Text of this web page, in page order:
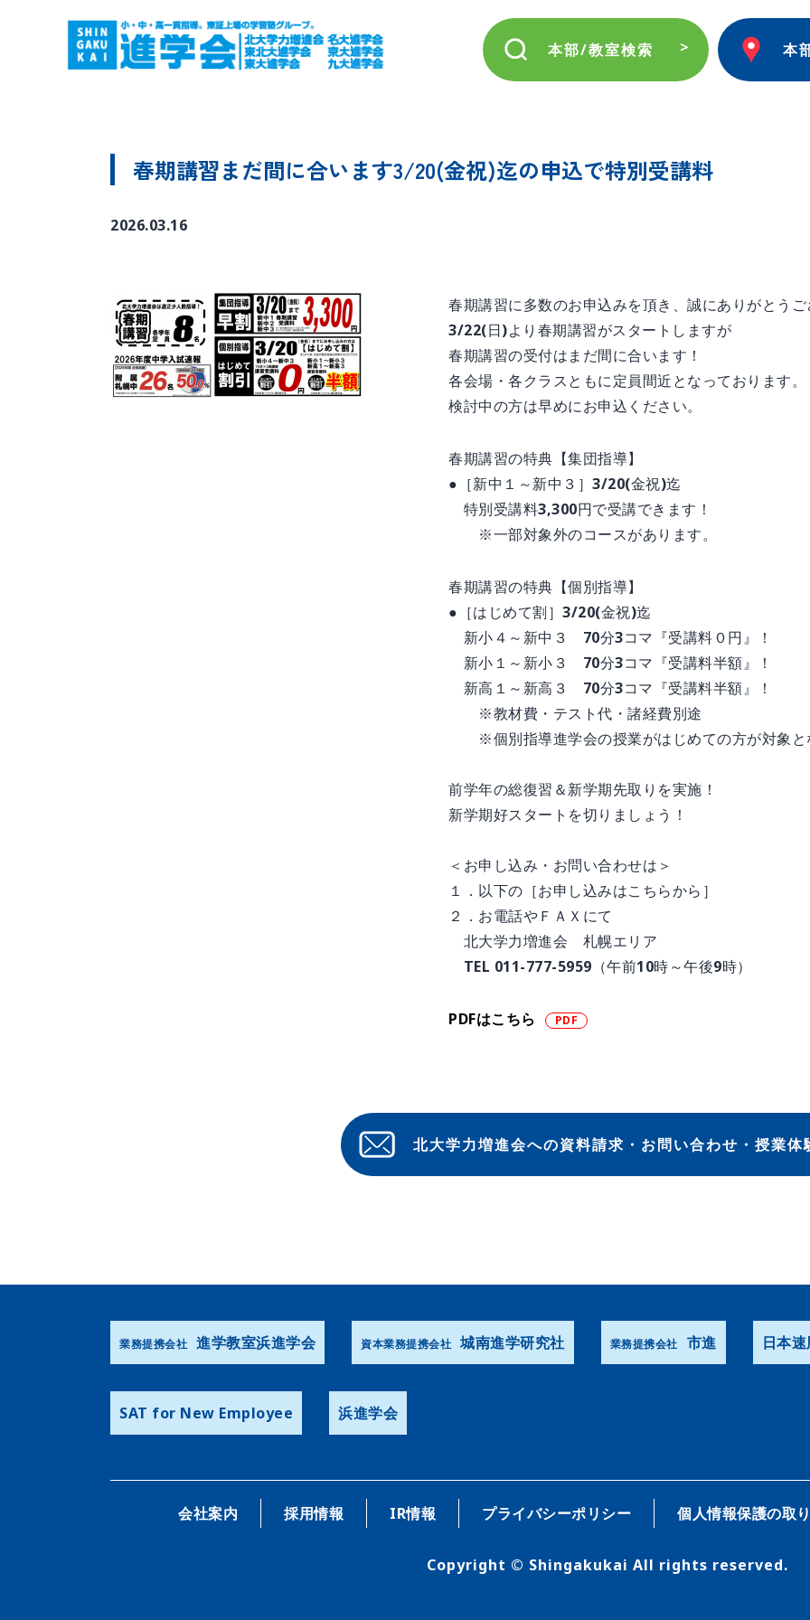
本部/教室検索 本
春期講習まだ間に合います3/20(金祝)迄の申込で特別受講料
2026.03.16
春期講習に多数のお申込みを頂き、誠にありがとう
3/22(日)より春期講習がスタートしますが
春期講習の受付はまだ間に合います！
各会場・各クラスともに定員間近となっております。
検討中の方は早めにお申込ください。
春期講習の特典【集団指導】
●［新中１～新中３］3/20(金祝)迄
特別受講料3,300円で受講できます！
※一部対象外のコースがあります。
春期講習の特典【個別指導】
●［はじめて割］3/20(金祝)迄
新小４～新中３ 70分3コマ『受講料０円』！
新小１～新小３ 70分3コマ『受講料半額』！
新高１～新高３ 70分3コマ『受講料半額』！
※教材費・テスト代・諸経費別途
※個別指導進学会の授業がはじめての方が対象と
前学年の総復習＆新学期先取りを実施！
新学期好スタートを切りましょう！
＜お申し込み・お問い合わせは＞
１．以下の［お申し込みはこちらから］
２．お電話やＦＡＸにて
北大学力増進会 札幌エリア
TEL 011-777-5959（午前10時～午後9時）
PDFはこちら
北大学力増進会への資料請求・お問い合わせ・授業体
業務提携会社 進学教室浜進学会 資本業務提携会社 城南進学研究社 業務提携会社 市進 日本
SAT for New Employee 浜進学会
会社案内 採用情報 IR情報 プライバシーポリシー 個人情報保護の取
Copyright © Shingakukai All rights reserved.